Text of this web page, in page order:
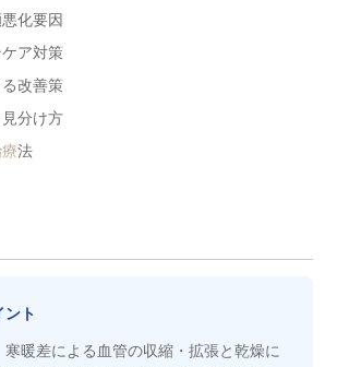
化要因
ア対策
改善策
分け方
法
ント
暖差による血管の収縮・拡張と乾燥に